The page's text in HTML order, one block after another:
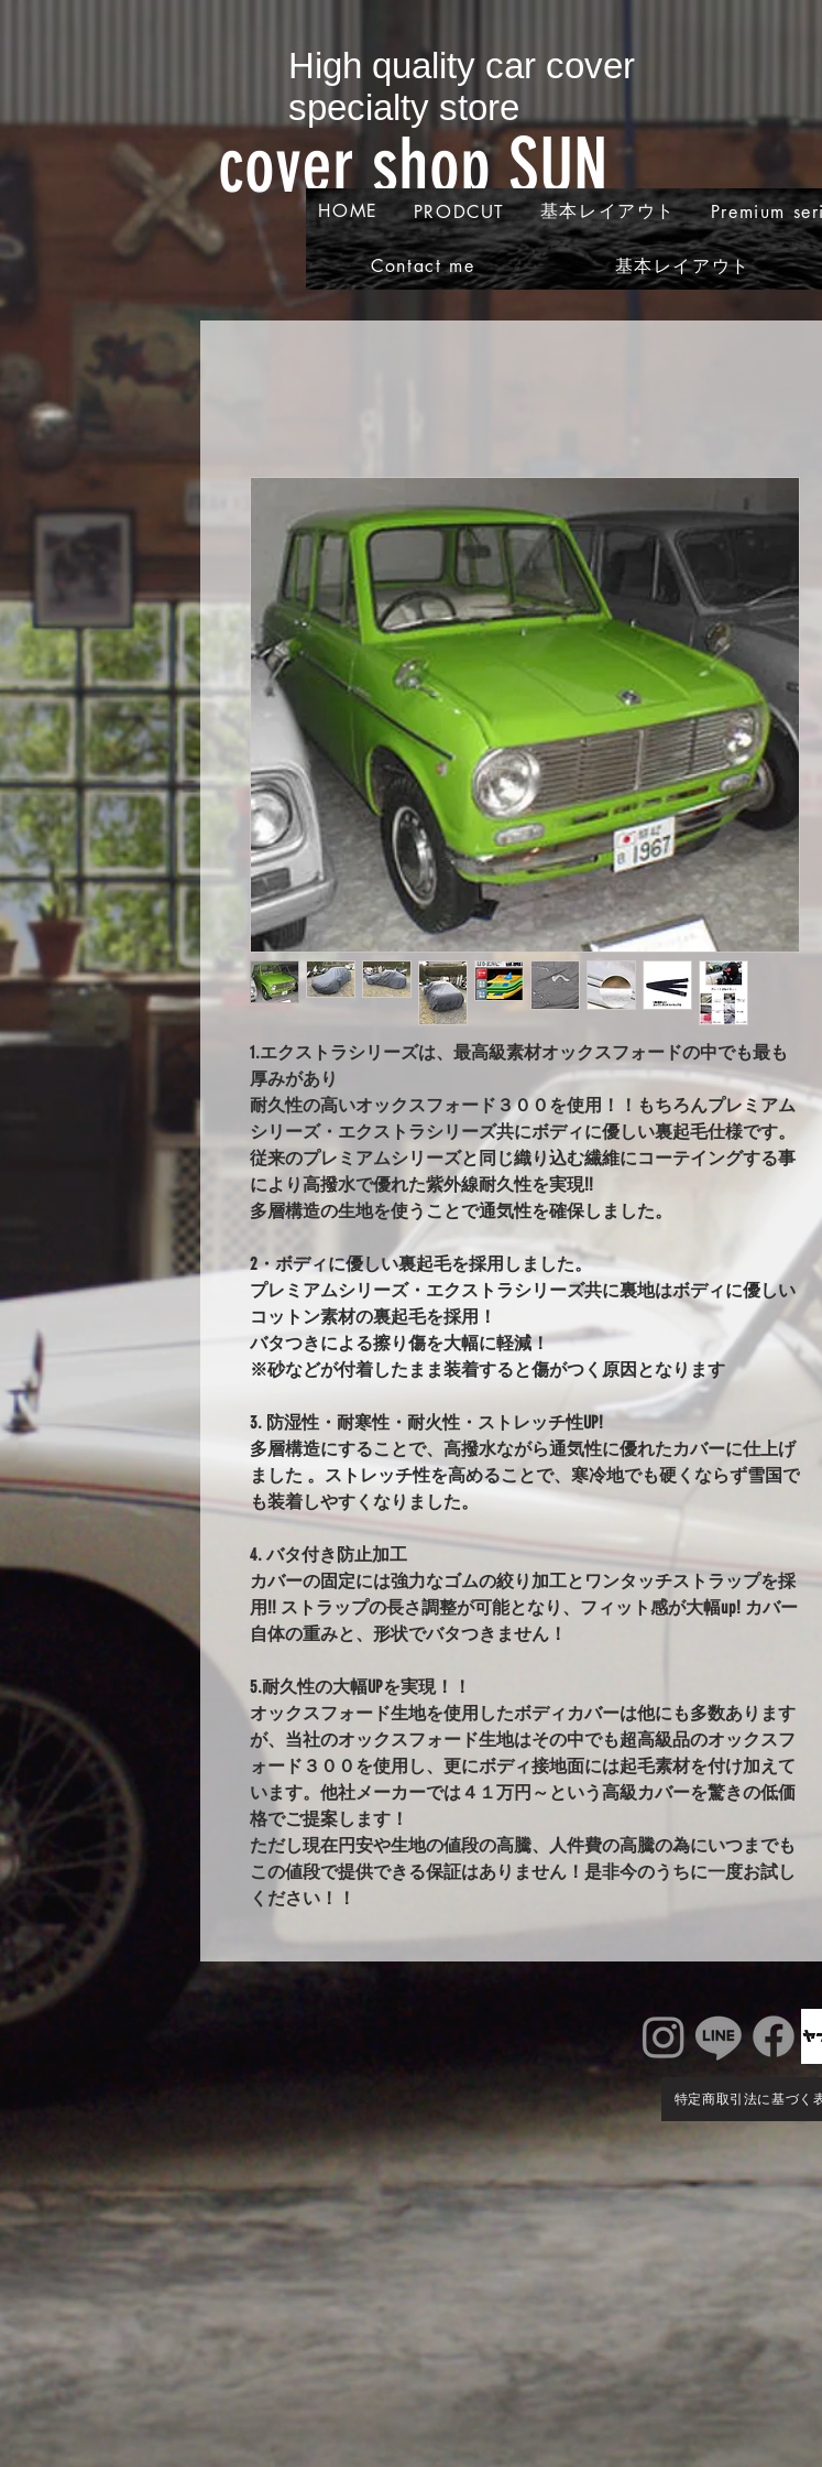
HOME PRODCUT 基本レイアウト Premium
Contact me 基本レイアウト
​High quality car cover
specialty store
​cover shop SUN
1.エクストラシリーズは、最高級素材オックスフォードの中でも最も
厚みがあり
耐久性の高いオックスフォード３００を使用！！もちろんプレミアム
シリーズ・エクストラシリーズ共にボディに優しい裏起毛仕様です。
従来のプレミアムシリーズと同じ織り込む繊維にコーテイングする事
により高撥水で優れた紫外線耐久性を実現!!
多層構造の生地を使うことで通気性を確保しました。
2・ボディに優しい裏起毛を採用しました。
プレミアムシリーズ・エクストラシリーズ共に裏地はボディに優しい
コットン素材の裏起毛を採用！
バタつきによる擦り傷を大幅に軽減！
※砂などが付着したまま装着すると傷がつく原因となります
3. 防湿性・耐寒性・耐火性・ストレッチ性UP!
多層構造にすることで、高撥水ながら通気性に優れたカバーに仕上げ
ました 。ストレッチ性を高めることで、寒冷地でも硬くならず雪国で
も装着しやすくなりました。
4. バタ付き防止加工
カバーの固定には強力なゴムの絞り加工とワンタッチストラップを採
用!! ストラップの長さ調整が可能となり、フィット感が大幅up! カバー
自体の重みと、形状でバタつきません！
5.耐久性の大幅UPを実現！！
オックスフォード生地を使用したボディカバーは他にも多数あります
が、当社のオックスフォード生地はその中でも超高級品のオックスフ
ォード３００を使用し、更にボディ接地面には起毛素材を付け加えて
います。他社メーカーでは４１万円～という高級カバーを驚きの低価
格でご提案します！
ただし現在円安や生地の値段の高騰、人件費の高騰の為にいつまでも
この値段で提供できる保証はありません！是非今のうちに一度お試し
ください！！
特定商取引法に基づく